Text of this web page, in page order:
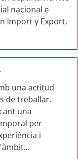
nacional e
Import y Export.
una actitud
de treballar.
una
per
i